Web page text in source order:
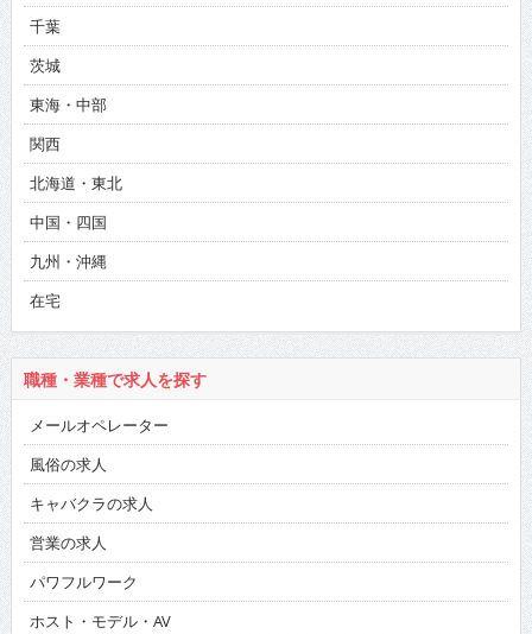
千葉
茨城
東海・中部
関西
北海道・東北
中国・四国
九州・沖縄
在宅
職種・業種で求人を探す
メールオペレーター
風俗の求人
キャバクラの求人
営業の求人
パワフルワーク
ホスト・モデル・AV